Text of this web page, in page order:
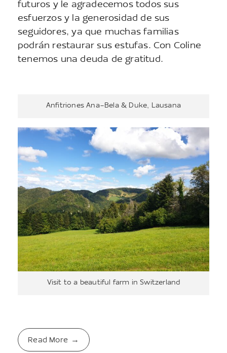
futuros y le agradecemos todos sus
esfuerzos y la generosidad de sus
seguidores, ya que muchas familias
podrán restaurar sus estufas. Con Coline
tenemos una deuda de gratitud.
Anfitriones Ana-Bela & Duke, Lausana
Visit to a beautiful farm in Switzerland
Read More